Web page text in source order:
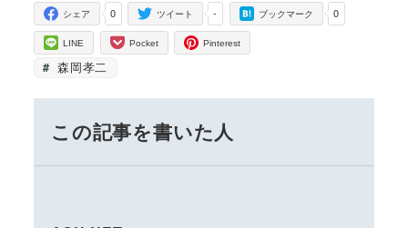
0
シェア -
ツイート 0
ブックマーク
LINE Pocket Pinterest
森岡孝二
この記事を書いた人